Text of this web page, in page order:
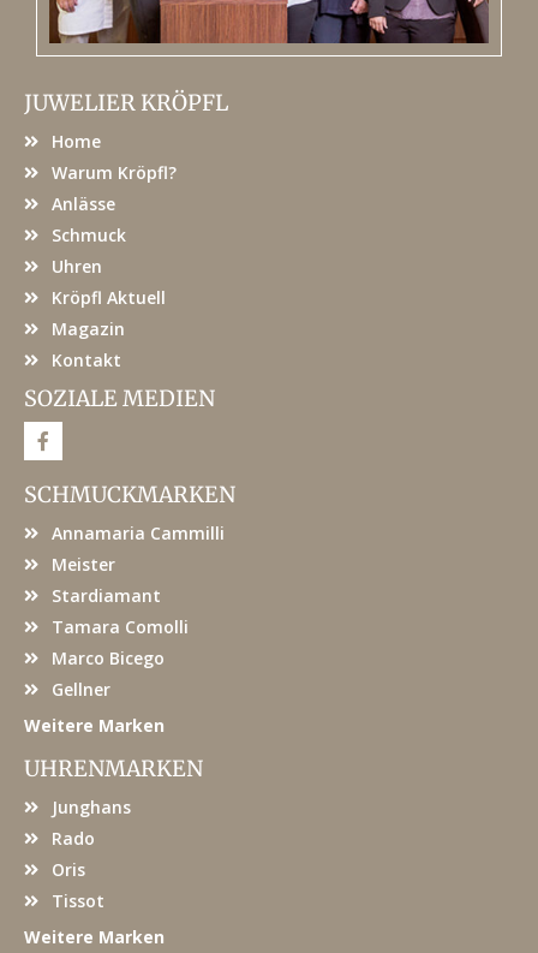
JUWELIER KRÖPFL
Home
Warum Kröpfl?
Anlässe
Schmuck
Uhren
Kröpfl Aktuell
Magazin
Kontakt
SOZIALE MEDIEN
F
a
e
b
o
SCHMUCKMARKEN
Annamaria Cammilli
Meister
Stardiamant
Tamara Comolli
Marco Bicego
Gellner
Weitere Marken
UHRENMARKEN
Junghans
Rado
Oris
Tissot
Weitere Marken